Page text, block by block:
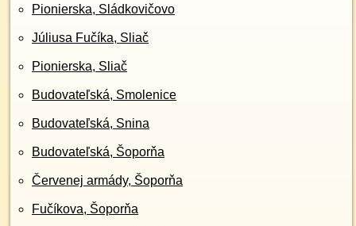
Pionierska, Sládkovičovo
Júliusa Fučíka, Sliač
Pionierska, Sliač
Budovateľská, Smolenice
Budovateľská, Snina
Budovateľská, Šoporňa
Červenej armády, Šoporňa
Fučíkova, Šoporňa